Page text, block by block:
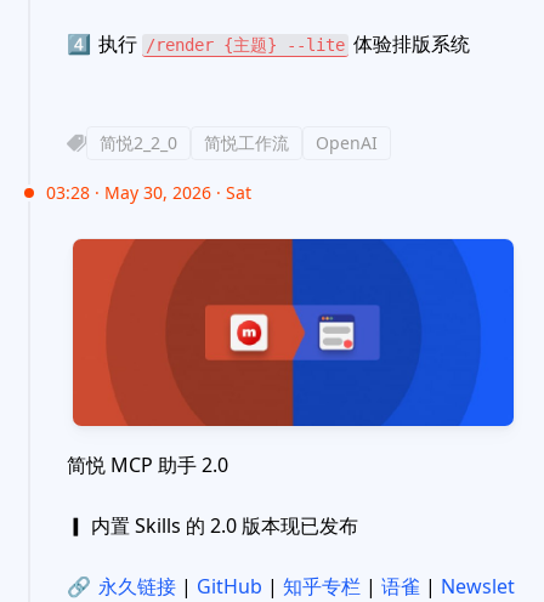
4️⃣ 执行 /render {主题} --lite 体验排版系统
简悦2_2_0 简悦工作流 OpenAI
03:28 · May 30, 2026 · Sat
简悦 MCP 助手 2.0
▎ 内置 Skills 的 2.0 版本现已发布
🔗 永久链接 | GitHub | 知乎专栏 | 语雀 | Newslet